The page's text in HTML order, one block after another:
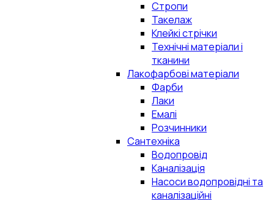
Стропи
Такелаж
Клейкі стрічки
Технічні матеріали і
тканини
Лакофарбові матеріали
Фарби
Лаки
Емалі
Розчинники
Сантехніка
Водопровід
Каналізація
Насоси водопровідні та
каналізаційні